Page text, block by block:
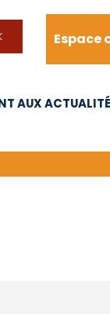
Espace
AUX